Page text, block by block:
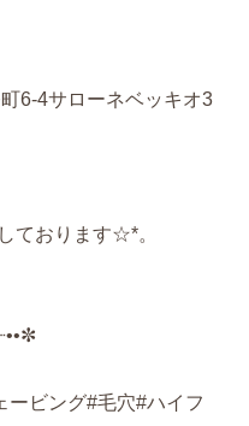
6-4サローネベッキオ3
ております☆*。
ービング#毛穴#ハイフ